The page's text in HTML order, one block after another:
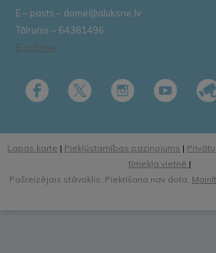
E – pasts – dome@aluksne.lv
Tālrunis – 64381496
E-adrese
Lapas karte | Piekļūstamības paziņojums |
tīmekļa vietnē |
Pašreizējais stāvoklis: Piekrišana nav dota.